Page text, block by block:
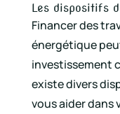
Les dispositifs
Financer des
énergétique
investissement
existe divers
vous aider dans